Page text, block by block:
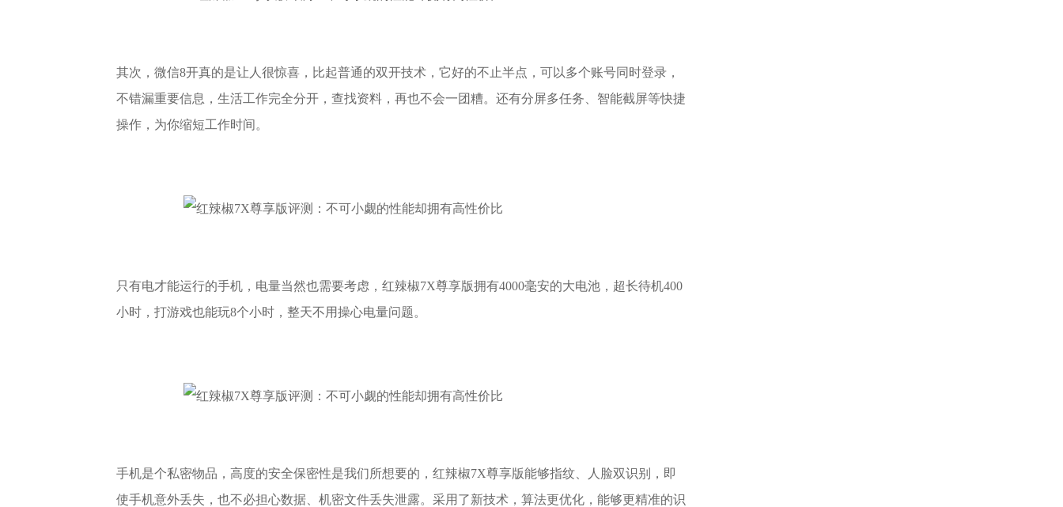
其次，微信8开真的是让人很惊喜，比起普通的双开技术，它好的不止半点，可以多个账号同时登录，
不错漏重要信息，生活工作完全分开，查找资料，再也不会一团糟。还有分屏多任务、智能截屏等快捷
操作，为你缩短工作时间。
只有电才能运行的手机，电量当然也需要考虑，红辣椒7X尊享版拥有4000毫安的大电池，超长待机400
小时，打游戏也能玩8个小时，整天不用操心电量问题。
手机是个私密物品，高度的安全保密性是我们所想要的，红辣椒7X尊享版能够指纹、人脸双识别，即
使手机意外丢失，也不必担心数据、机密文件丢失泄露。采用了新技术，算法更优化，能够更精准的识